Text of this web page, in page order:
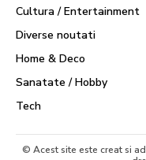
Cultura / Entertainment
Diverse noutati
Home & Deco
Sanatate / Hobby
Tech
© Acest site este creat si